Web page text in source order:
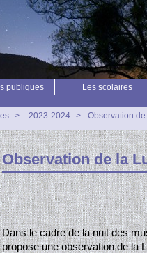
publiques
Les scolaires
> 2023-2024 >
Observation
Observation de la
Dans le cadre de la nuit des
propose une observation de la